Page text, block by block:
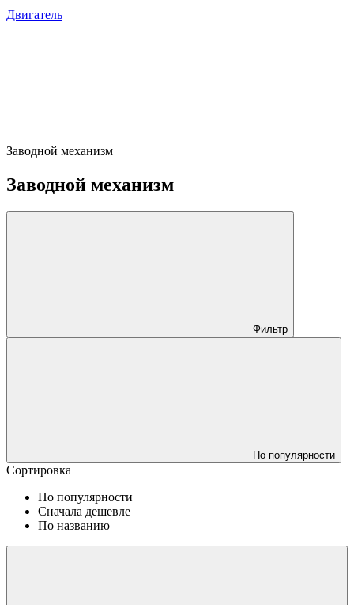
Двигатель
Заводной механизм
Заводной механизм
Фильтр
По популярности
Сортировка
По популярности
Сначала дешевле
По названию